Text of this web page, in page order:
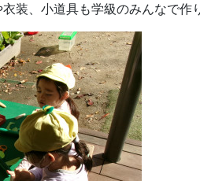
装、小道具も学級のみんなで作